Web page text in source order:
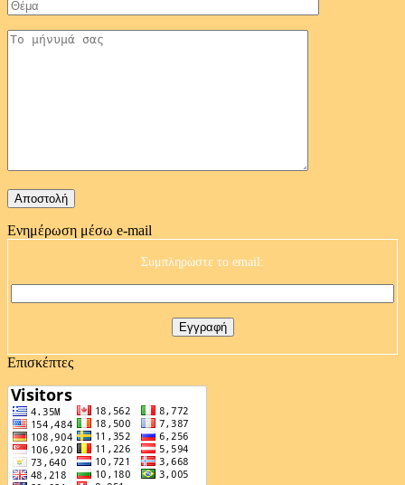
Ενημέρωση μέσω e-mail
Συμπληρώστε το email:
Επισκέπτες